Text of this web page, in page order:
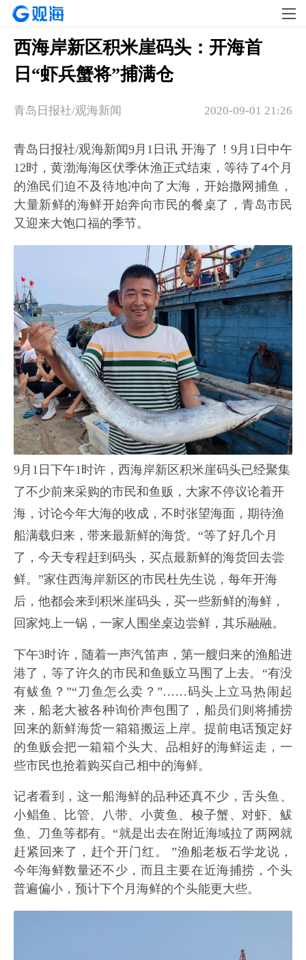
西海岸新区积米崖码头：开海首
日“虾兵蟹将”捕满仓
2020-09-01 21:26
青岛日报社/观海新闻
青岛日报社/观海新闻9月1日讯 开海了！9月1日中午
12时，黄渤海海区伏季休渔正式结束，等待了4个月
的渔民们迫不及待地冲向了大海，开始撒网捕鱼，
大量新鲜的海鲜开始奔向市民的餐桌了，青岛市民
又迎来大饱口福的季节。
9月1日下午1时许，西海岸新区积米崖码头已经聚集
了不少前来采购的市民和鱼贩，大家不停议论着开
海，讨论今年大海的收成，不时张望海面，期待渔
船满载归来，带来最新鲜的海货。“等了好几个月
了，今天专程赶到码头，买点最新鲜的海货回去尝
鲜。”家住西海岸新区的市民杜先生说，每年开海
后，他都会来到积米崖码头，买一些新鲜的海鲜，
回家炖上一锅，一家人围坐桌边尝鲜，其乐融融。
下午3时许，随着一声汽笛声，第一艘归来的渔船进
港了，等了许久的市民和鱼贩立马围了上去。“有没
有鲅鱼？”“刀鱼怎么卖？”……码头上立马热闹起
来，船老大被各种询价声包围了，船员们则将捕捞
回来的新鲜海货一箱箱搬运上岸。提前电话预定好
的鱼贩会把一箱箱个头大、品相好的海鲜运走，一
些市民也抢着购买自己相中的海鲜。
记者看到，这一船海鲜的品种还真不少，舌头鱼、
小鲳鱼、比管、八带、小黄鱼、梭子蟹、对虾、鲅
鱼、刀鱼等都有。“就是出去在附近海域拉了两网就
赶紧回来了，赶个开门红。 ”渔船老板石学龙说，
今年海鲜数量还不少，而且主要在近海捕捞，个头
普遍偏小，预计下个月海鲜的个头能更大些。